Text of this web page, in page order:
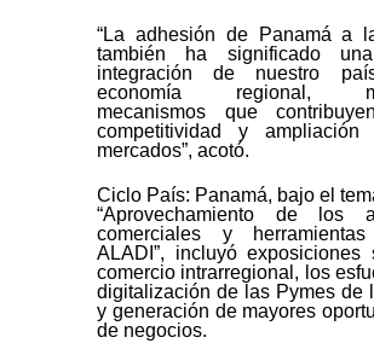
“La adhesión de Panamá a
también ha significado
integración de nuestro
economía regional,
mecanismos que
competitividad y
mercados”, acotó.
Ciclo País: Panamá, bajo el
“Aprovechamiento de los
comerciales y
ALADI”, incluyó exposiciones
comercio intrarregional, los
digitalización de las Pymes de
y generación de mayores
de negocios.